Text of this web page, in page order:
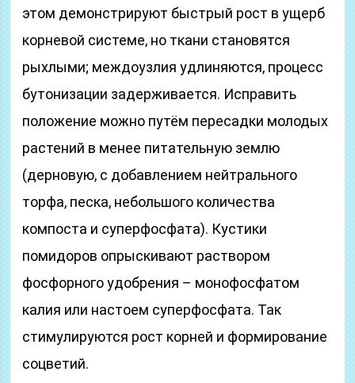
этом демонстрируют быстрый рост в ущерб
корневой системе, но ткани становятся
рыхлыми; междоузлия удлиняются, процесс
бутонизации задерживается. Исправить
положение можно путём пересадки молодых
растений в менее питательную землю
(дерновую, с добавлением нейтрального
торфа, песка, небольшого количества
компоста и суперфосфата). Кустики
помидоров опрыскивают раствором
фосфорного удобрения – монофосфатом
калия или настоем суперфосфата. Так
стимулируются рост корней и формирование
соцветий.